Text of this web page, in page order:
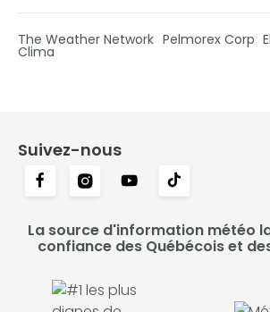
The Weather Network Pelmorex Corp
Clima
Suivez-nous
La source d'information météo
confiance des Québécois et